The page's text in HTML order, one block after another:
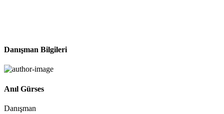
Danışman Bilgileri
Anıl Gürses
Danışman